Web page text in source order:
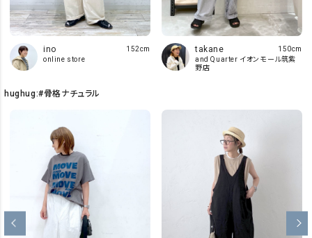
ino
online store
152cm takane
and Quarter イオンモール筑紫
野店
150cm
hughug:#骨格ナチュラル